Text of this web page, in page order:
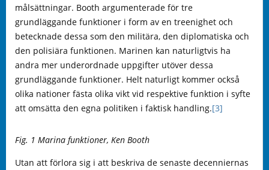
målsättningar. Booth argumenterade för tre
grundläggande funktioner i form av en treenighet och
betecknade dessa som den militära, den diplomatiska och
den polisiära funktionen. Marinen kan naturligtvis ha
andra mer underordnade uppgifter utöver dessa
grundläggande funktioner. Helt naturligt kommer också
olika nationer fästa olika vikt vid respektive funktion i syfte
att omsätta den egna politiken i faktisk handling.[3]
Fig. 1 Marina funktioner, Ken Booth
Utan att förlora sig i att beskriva de senaste decenniernas